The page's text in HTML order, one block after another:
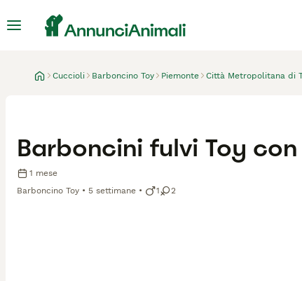
Cuccioli Barboncino Toy Piemonte Città Metropolitana di
Barboncini fulvi Toy
1 mese
Barboncino Toy
5 settimane 1 2